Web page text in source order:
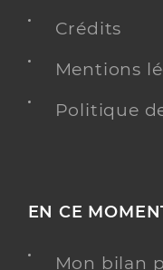
Crédits
Mentions
Politique
EN CE
Mon bilan